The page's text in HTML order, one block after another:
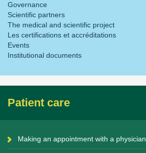
Governance
Scientific partners
The medical and scientific project
Les certifications et accréditations
Events
Institutional documents
Patient care
Making an appointment with a physician